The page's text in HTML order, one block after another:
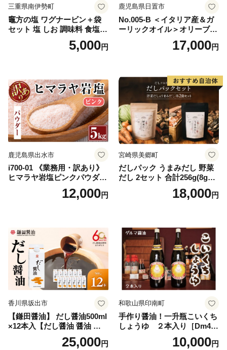
三重県南伊勢町
竈方の塩 ワグナービン＋袋
セット 塩 しお 調味料 食塩
天然 ミネラル 調味料 ソルト
salt 料理 味付 おにぎり 三重
5,000円
鹿児島県日置市
No.005-B ＜イタリア産＆ガ
ーリックオイル＞オリーブオ
イルセット(200ml×2本) 日置
市 特産品 調味料 油 エキスト
ブ】
17,000円
鹿児島県出水市
i700-01 《業務用・訳あり》
ヒマラヤ岩塩ピンクパウダー
タイプ(5kg) 岩塩 塩 調味料
しお 保存料不使用 天然 パウ
ティースマイル】
12,000円
宮崎県美郷町
だしパック うまみだし 野菜
だし 2セット 合計256g(8g×8
パック×2種×2セット) [岡田商
店 宮崎県 美郷町 31ac0069]
18,000円
香川県坂出市
【鎌田醤油】 だし醤油500ml
×12本入【だし醤油 醤油 人気
おすすめ 人気だし醤油 出汁
25,000円
和歌山県印南町
手作り醤油！一升瓶こいくち
しょうゆ ２本入り［Dm4］
｜手作り 醤油 和歌山県 印南
町 一升瓶 こいくちしょうゆ
10,000円